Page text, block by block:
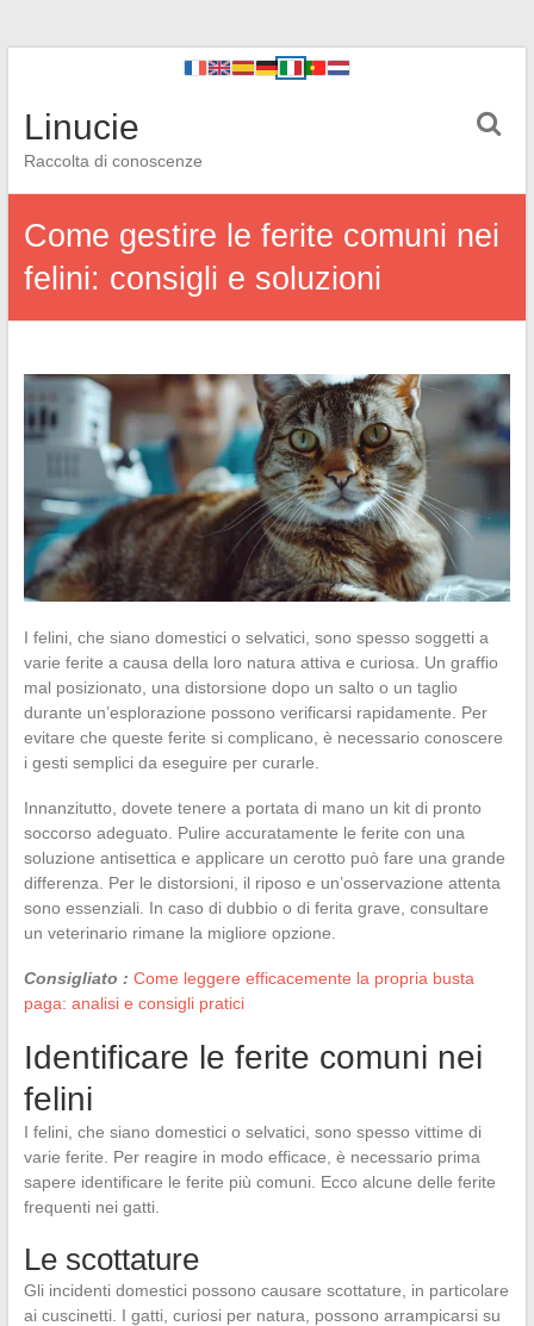
Linucie
Raccolta di conoscenze
Come gestire le ferite comuni nei
felini: consigli e soluzioni
I felini, che siano domestici o selvatici, sono spesso soggetti a
varie ferite a causa della loro natura attiva e curiosa. Un graffio
mal posizionato, una distorsione dopo un salto o un taglio
durante un’esplorazione possono verificarsi rapidamente. Per
evitare che queste ferite si complicano, è necessario conoscere
i gesti semplici da eseguire per curarle.
Innanzitutto, dovete tenere a portata di mano un kit di pronto
soccorso adeguato. Pulire accuratamente le ferite con una
soluzione antisettica e applicare un cerotto può fare una grande
differenza. Per le distorsioni, il riposo e un’osservazione attenta
sono essenziali. In caso di dubbio o di ferita grave, consultare
un veterinario rimane la migliore opzione.
Consigliato : Come leggere efficacemente la propria busta
paga: analisi e consigli pratici
Identificare le ferite comuni nei
felini
I felini, che siano domestici o selvatici, sono spesso vittime di
varie ferite. Per reagire in modo efficace, è necessario prima
sapere identificare le ferite più comuni. Ecco alcune delle ferite
frequenti nei gatti.
Le scottature
Gli incidenti domestici possono causare scottature, in particolare
ai cuscinetti. I gatti, curiosi per natura, possono arrampicarsi su